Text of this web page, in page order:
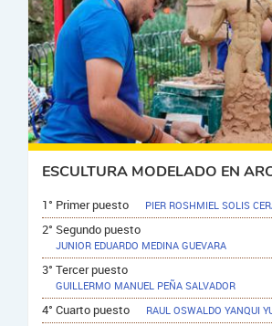
ESCULTURA MODELADO EN
1° Primer puesto PIER ROSHMIEL SOLIS
2° Segundo puesto
JUNIOR EDUARDO MEDINA GUEVARA
3° Tercer puesto
GUILLERMO MANUEL PEÑA SALVADOR
4° Cuarto puesto RAUL OSWALDO YANQUI